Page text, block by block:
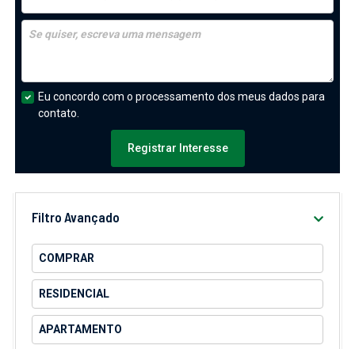
Eu concordo com o processamento dos meus dados para
contato.
Registrar Interesse
Filtro Avançado